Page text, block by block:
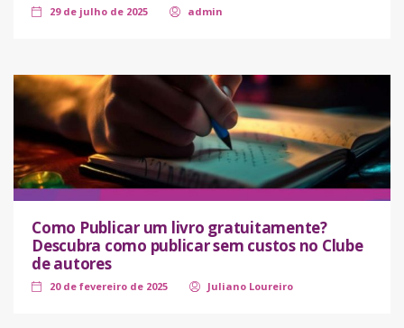
29 de julho de 2025 admin
Como Publicar um livro gratuitamente?
Descubra como publicar sem custos no Clube
de autores
20 de fevereiro de 2025 Juliano Loureiro